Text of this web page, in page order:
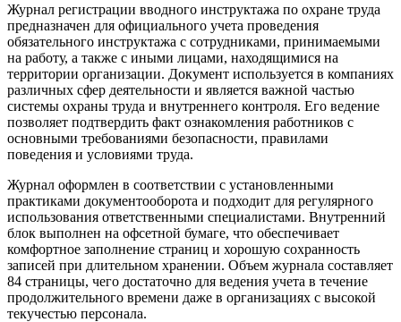
Журнал регистрации вводного инструктажа по охране труда
предназначен для официального учета проведения
обязательного инструктажа с сотрудниками, принимаемыми
на работу, а также с иными лицами, находящимися на
территории организации. Документ используется в компаниях
различных сфер деятельности и является важной частью
системы охраны труда и внутреннего контроля. Его ведение
позволяет подтвердить факт ознакомления работников с
основными требованиями безопасности, правилами
поведения и условиями труда.
Журнал оформлен в соответствии с установленными
практиками документооборота и подходит для регулярного
использования ответственными специалистами. Внутренний
блок выполнен на офсетной бумаге, что обеспечивает
комфортное заполнение страниц и хорошую сохранность
записей при длительном хранении. Объем журнала составляет
84 страницы, чего достаточно для ведения учета в течение
продолжительного времени даже в организациях с высокой
текучестью персонала.